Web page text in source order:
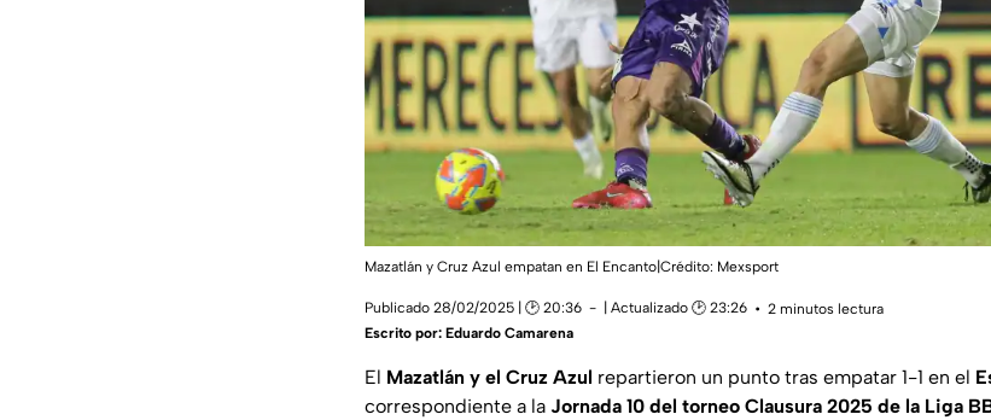
Mazatlán y Cruz Azul empatan en El Encanto|Crédito: Mexsport
Publicado 28/02/2025 | 🕑 20:36 | Actualizado 🕑 23:26
2 minutos lectura
Escrito por: Eduardo Camarena
El Mazatlán y el Cruz Azul repartieron un punto tras empatar 1-1 en el
correspondiente a la Jornada 10 del torneo Clausura 2025 de la Liga